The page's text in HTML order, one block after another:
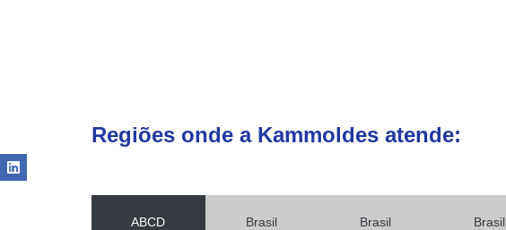
Regiões onde a Kammoldes atende:
ABCD Brasil Brasil Brasil